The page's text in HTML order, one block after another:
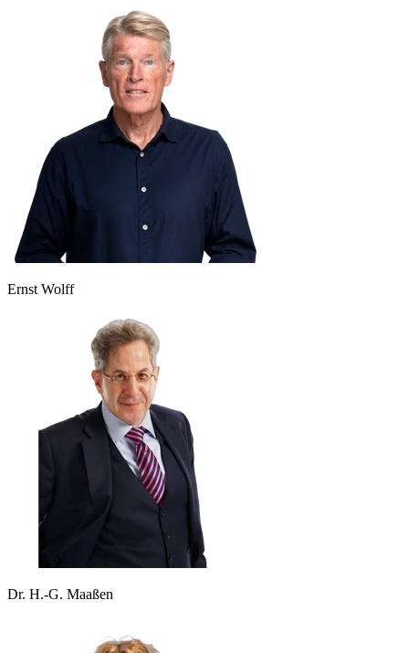
Ernst Wolff
Dr. H.-G. Maaßen